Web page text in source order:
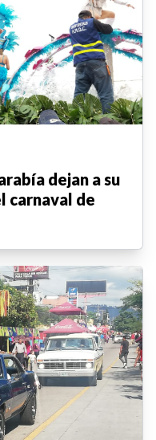
dejan a su
carnaval de